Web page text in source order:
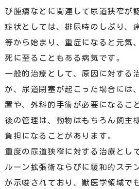
び腫瘍などに関連して尿道狭窄が
症状としては、排尿時のしぶり、
等から始まり、重症になると元気
死に至ることもある病気です。
一般的治療として、原因に対する
が、尿道閉塞が起こった場合には
置や、外科的手術が必要になるこ
後の管理は、動物はもちろん飼主
負担になることがあります。
重度の尿道狭窄に対する治療とし
ルーン拡張術ならびに緩和的ステ
が示唆されており、獣医学領域で